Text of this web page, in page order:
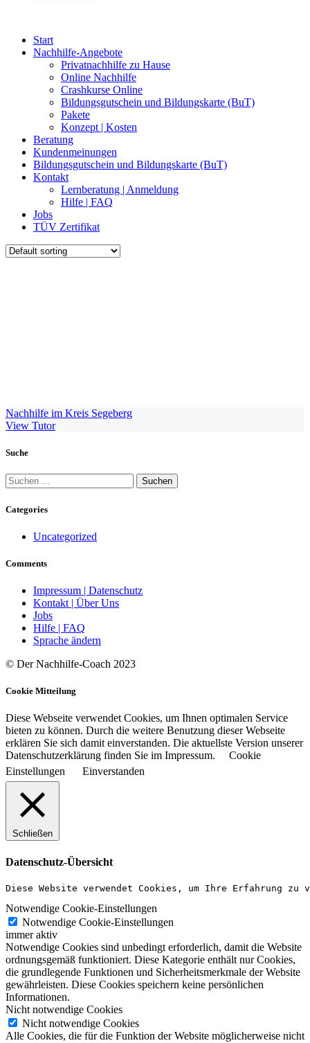
Start
Nachhilfe-Angebote
Privatnachhilfe zu Hause
Online Nachhilfe
Crashkurse Online
Bildungsgutschein und Bildungskarte (BuT)
Pakete
Konzept | Kosten
Beratung
Kundenmeinungen
Bildungsgutschein und Bildungskarte (BuT)
Kontakt
Lernberatung | Anmeldung
Hilfe | FAQ
Jobs
TÜV Zertifikat
Nachhilfe im Kreis Segeberg
View Tutor
Suche
Suchen
nach:
Categories
Uncategorized
Comments
Impressum | Datenschutz
Kontakt | Über Uns
Jobs
Hilfe | FAQ
Sprache ändern
© Der Nachhilfe-Coach 2023
Cookie Mitteilung
Diese Webseite verwendet Cookies, um Ihnen optimalen Service
bieten zu können. Durch die weitere Benutzung dieser Webseite
erklären Sie sich damit einverstanden. Die aktuellste Version unserer
Datenschutzerklärung finden Sie im Impressum.
Cookie
Einstellungen
Einverstanden
Schließen
Datenschutz-Übersicht
Diese Website verwendet Cookies, um Ihre Erfahrung
Notwendige Cookie-Einstellungen
Notwendige Cookie-Einstellungen
immer aktiv
Notwendige Cookies sind unbedingt erforderlich, damit die Website
ordnungsgemäß funktioniert. Diese Kategorie enthält nur Cookies,
die grundlegende Funktionen und Sicherheitsmerkmale der Website
gewährleisten. Diese Cookies speichern keine persönlichen
Informationen.
Nicht notwendige Cookies
Nicht notwendige Cookies
Alle Cookies, die für die Funktion der Website möglicherweise nicht